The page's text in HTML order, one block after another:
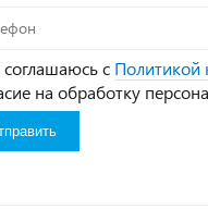
соглашаюсь с Политикой
на обработку